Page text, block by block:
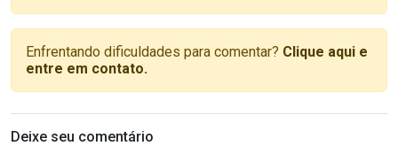
Enfrentando dificuldades para comentar? Clique aqui e
entre em contato.
Deixe seu comentário